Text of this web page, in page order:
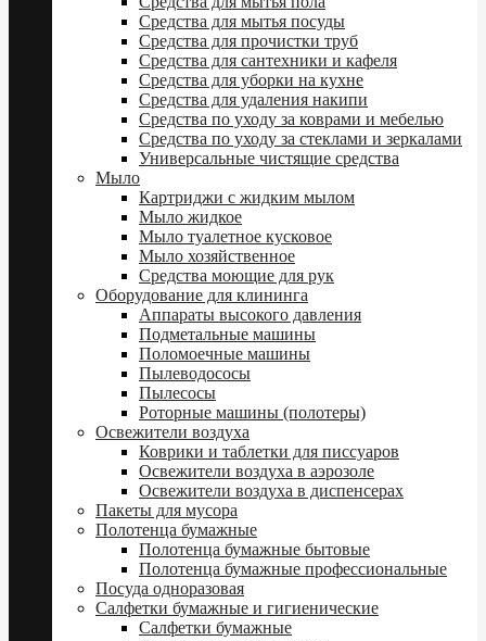
Средства для мытья посуды
Средства для прочистки труб
Средства для сантехники и кафеля
Средства для уборки на кухне
Средства для удаления накипи
Средства по уходу за коврами и мебелью
Средства по уходу за стеклами и зеркалами
Универсальные чистящие средства
Мыло
Картриджи с жидким мылом
Мыло жидкое
Мыло туалетное кусковое
Мыло хозяйственное
Средства моющие для рук
Оборудование для клининга
Аппараты высокого давления
Подметальные машины
Поломоечные машины
Пылеводососы
Пылесосы
Роторные машины (полотеры)
Освежители воздуха
Коврики и таблетки для писсуаров
Освежители воздуха в аэрозоле
Освежители воздуха в диспенсерах
Пакеты для мусора
Полотенца бумажные
Полотенца бумажные бытовые
Полотенца бумажные профессиональные
Посуда одноразовая
Салфетки бумажные и гигиенические
Салфетки бумажные